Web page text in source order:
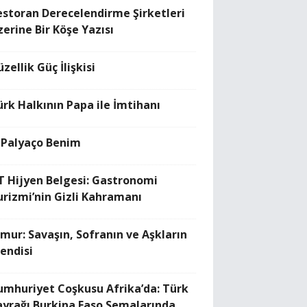
Derecelendirme Şirketleri
Bir Köşe Yazısı
Güç İlişkisi
Halkının Papa ile İmtihanı
Benim
Hijyen Belgesi: Gastronomi
Gizli Kahramanı
Savaşın, Sofranın ve Aşkların
Coşkusu Afrika’da: Türk